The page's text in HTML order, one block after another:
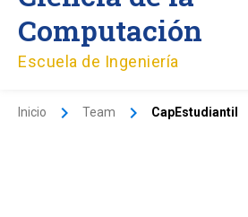
Computación
Escuela de Ingeniería
Inicio Team CapEstudiantil